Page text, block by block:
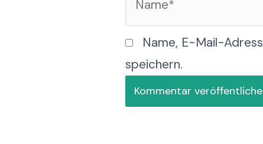
Name, E-Mail-
speichern.